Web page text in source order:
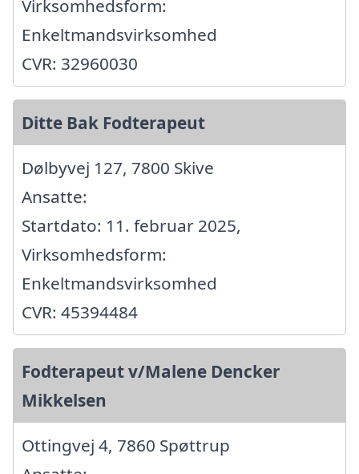
Virksomhedsform:
Enkeltmandsvirksomhed
CVR: 32960030
Ditte Bak Fodterapeut
Dølbyvej 127, 7800 Skive
Ansatte:
Startdato: 11. februar 2025,
Virksomhedsform:
Enkeltmandsvirksomhed
CVR: 45394484
Fodterapeut v/Malene Dencker
Mikkelsen
Ottingvej 4, 7860 Spøttrup